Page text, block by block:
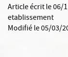
Article écrit le 06/
etablissement
Modifié le 05/03/